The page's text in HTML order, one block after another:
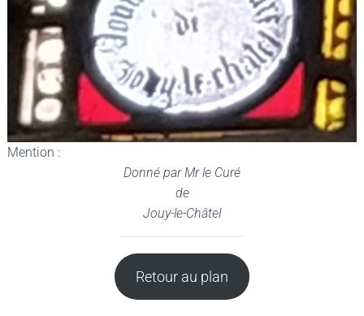
Mention :
Donné par Mr le Curé
de
Jouy-le-Châtel
Retour au plan